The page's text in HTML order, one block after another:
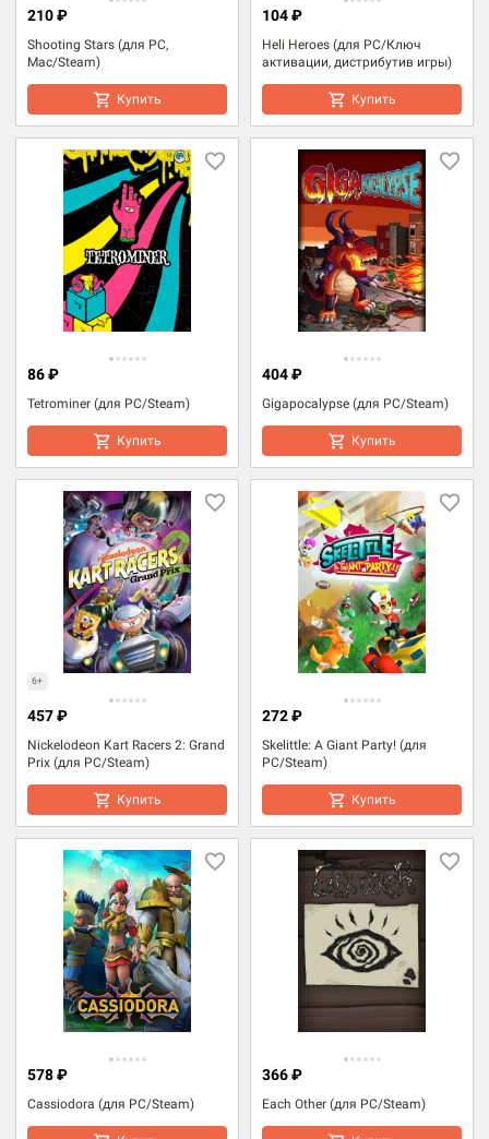
Shooting Stars (для PC,
Mac/Steam)
210 ₽
Купить
Heli Heroes (для PC/Ключ
активации, дистрибутив игры)
104 ₽
Купить
Tetrominer (для PC/Steam)
86 ₽
Купить
Gigapocalypse (для PC/Steam)
404 ₽
Купить
6+
Nickelodeon Kart Racers 2: Grand
Prix (для PC/Steam)
457 ₽
Купить
Skelittle: A Giant Party! (для
PC/Steam)
272 ₽
Купить
Cassiodora (для PC/Steam)
578 ₽
Each Other (для PC/Steam)
366 ₽